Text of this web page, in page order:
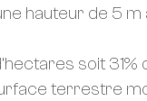
hauteur de 5
soit 31%
terrestre